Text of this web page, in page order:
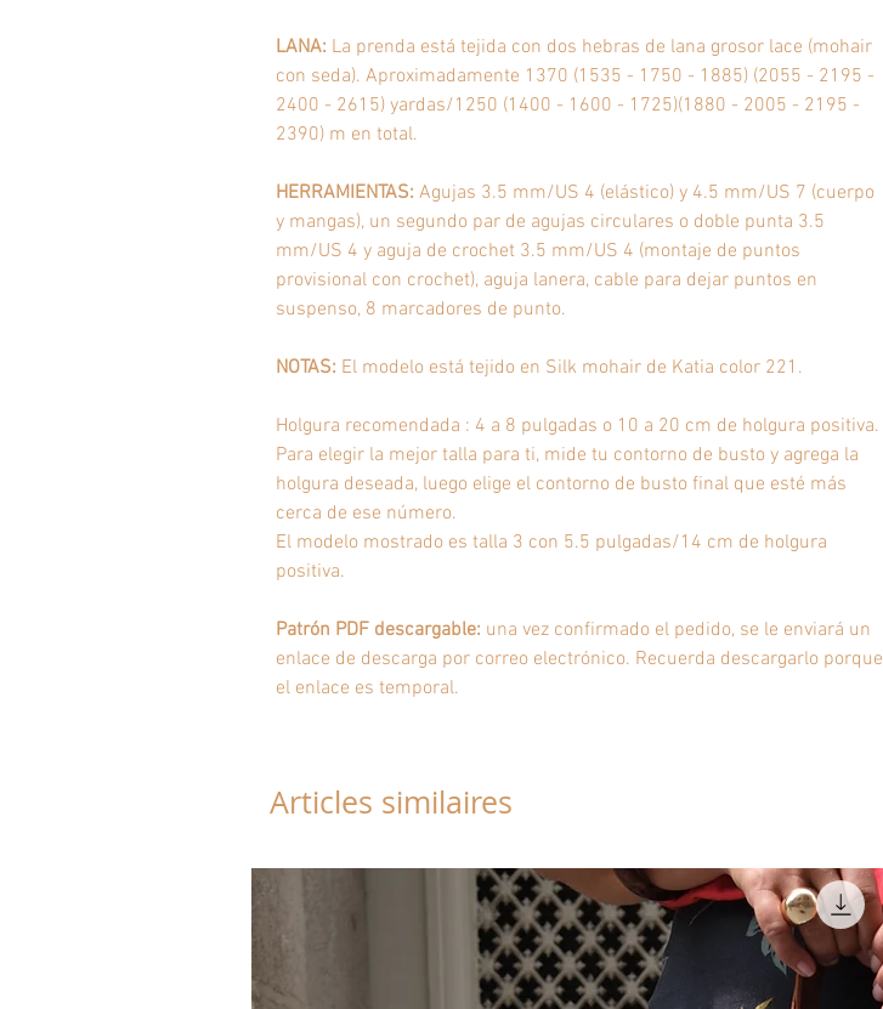
LANA: La prenda está tejida con dos hebras de lana grosor lace (mohair
con seda). Aproximadamente 1370 (1535 - 1750 - 1885) (2055 - 2195 -
2400 - 2615) yardas/1250 (1400 - 1600 - 1725)(1880 - 2005 - 2195 -
2390) m en total.
HERRAMIENTAS: Agujas 3.5 mm/US 4 (elástico) y 4.5 mm/US 7 (cuerpo
y mangas), un segundo par de agujas circulares o doble punta 3.5
mm/US 4 y aguja de crochet 3.5 mm/US 4 (montaje de puntos
provisional con crochet), aguja lanera, cable para dejar puntos en
suspenso, 8 marcadores de punto.
NOTAS: El modelo está tejido en Silk mohair de Katia color 221.
Holgura recomendada : 4 a 8 pulgadas o 10 a 20 cm de holgura positiva.
Para elegir la mejor talla para ti, mide tu contorno de busto y agrega la
holgura deseada, luego elige el contorno de busto final que esté más
cerca de ese número.
El modelo mostrado es talla 3 con 5.5 pulgadas/14 cm de holgura
positiva.
Patrón PDF descargable: una vez confirmado el pedido, se le enviará un
enlace de descarga por correo electrónico. Recuerda descargarlo porque
el enlace es temporal.
Articles similaires